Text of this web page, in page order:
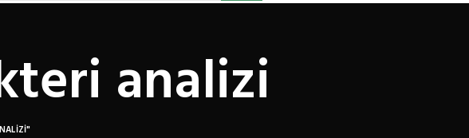
analizi